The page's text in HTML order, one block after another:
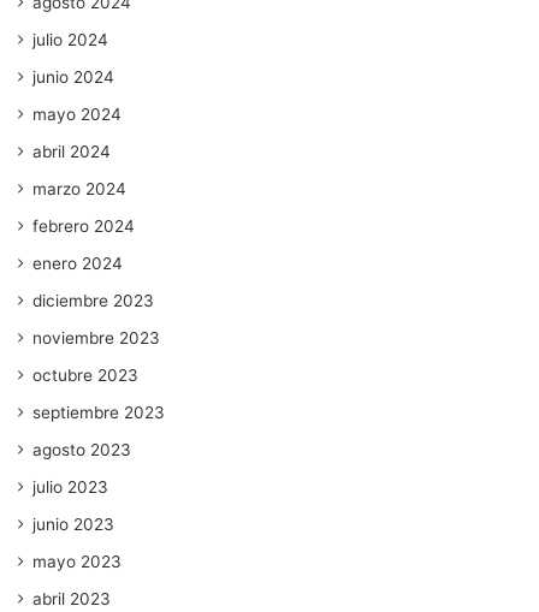
julio 2024
junio 2024
mayo 2024
abril 2024
marzo 2024
febrero 2024
enero 2024
diciembre 2023
noviembre 2023
octubre 2023
septiembre 2023
agosto 2023
julio 2023
junio 2023
mayo 2023
abril 2023